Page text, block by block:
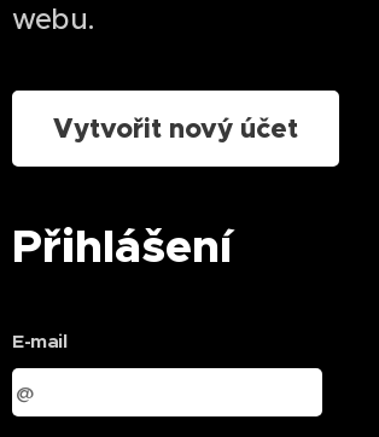
webu.
Vytvořit nový účet
Přihlášení
E-mail